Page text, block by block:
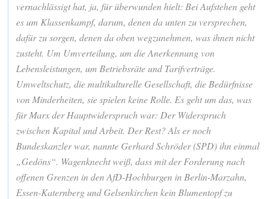
vernachlässigt hat, ja, für überwunden hielt: Bei Aufstehen geht
es um Klassenkampf, darum, denen da unten zu versprechen,
dafür zu sorgen, denen da oben wegzunehmen, was ihnen nicht
zusteht. Um Umverteilung, um die Anerkennung von
Lebensleistungen, um Betriebsräte und Tarifverträge.
Umweltschutz, die multikulturelle Gesellschaft, die Bedürfnisse
von Minderheiten, sie spielen keine Rolle. Es geht um das, was
für Marx der Hauptwiderspruch war: Der Widerspruch
zwischen Kapital und Arbeit. Der Rest? Als er noch
Bundeskanzler war, nannte Gerhard Schröder (SPD) ihn einmal
„Gedöns“. Wagenknecht weiß, dass mit der Forderung nach
offenen Grenzen in den AfD-Hochburgen in Berlin-Marzahn,
Essen-Katernberg und Gelsenkirchen kein Blumentopf zu